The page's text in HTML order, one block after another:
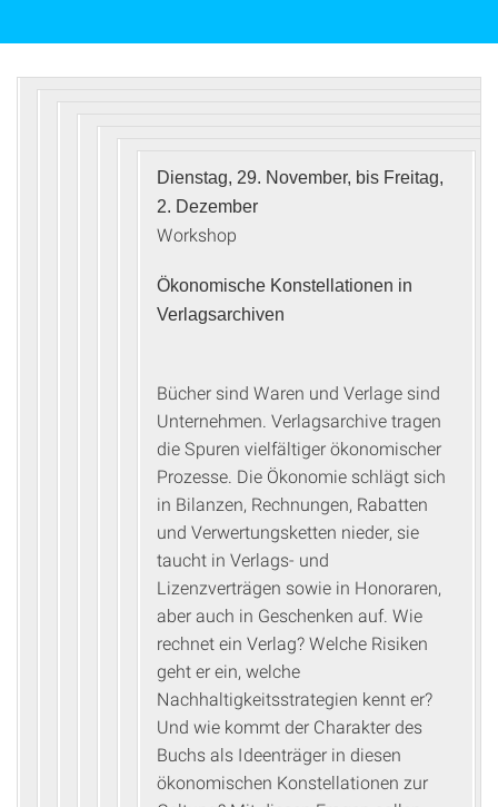
Dienstag, 29. November, bis Freitag,
2. Dezember
Workshop
Ökonomische Konstellationen in
Verlagsarchiven
Bücher sind Waren und Verlage sind
Unternehmen. Verlagsarchive tragen
die Spuren vielfältiger ökonomischer
Prozesse. Die Ökonomie schlägt sich
in Bilanzen, Rechnungen, Rabatten
und Verwertungsketten nieder, sie
taucht in Verlags- und
Lizenzverträgen sowie in Honoraren,
aber auch in Geschenken auf. Wie
rechnet ein Verlag? Welche Risiken
geht er ein, welche
Nachhaltigkeitsstrategien kennt er?
Und wie kommt der Charakter des
Buchs als Ideenträger in diesen
ökonomischen Konstellationen zur